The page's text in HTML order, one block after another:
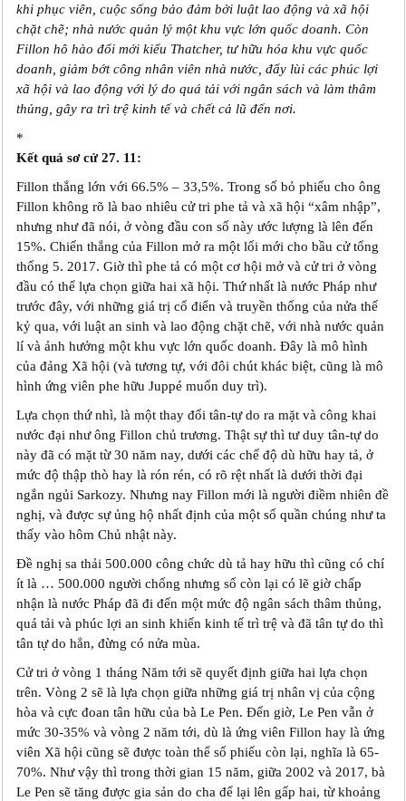
khi phục viên, cuộc sống bảo đảm bởi luật lao động và xã hội
chặt chẽ; nhà nước quản lý một khu vực lớn quốc doanh. Còn
Fillon hô hào đổi mới kiểu Thatcher, tư hữu hóa khu vực quốc
doanh, giảm bớt công nhân viên nhà nước, đẩy lùi các phúc lợi
xã hội và lao động với lý do quá tải với ngân sách và làm thâm
thủng, gây ra trì trệ kinh tế và chết cả lũ đến nơi.
*
Kết quả sơ cử 27. 11:
Fillon thắng lớn với 66.5% – 33,5%. Trong số bỏ phiếu cho ông
Fillon không rõ là bao nhiêu cử tri phe tả và xã hội “xâm nhập”,
nhưng như đã nói, ở vòng đầu con số này ước lượng là lên đến
15%. Chiến thắng của Fillon mở ra một lối mới cho bầu cử tổng
thống 5. 2017. Giờ thì phe tả có một cơ hội mở và cử tri ở vòng
đầu có thể lựa chọn giữa hai xã hội. Thứ nhất là nước Pháp như
trước đây, với những giá trị cổ điển và truyền thống của nửa thế
kỷ qua, với luật an sinh và lao động chặt chẽ, với nhà nước quản
lí và ảnh hưởng một khu vực lớn quốc doanh. Đây là mô hình
của đảng Xã hội (và tương tự, với đôi chút khác biệt, cũng là mô
hình ứng viên phe hữu Juppé muốn duy trì).
Lựa chọn thứ nhì, là một thay đổi tân-tự do ra mặt và công khai
nước đại như ông Fillon chủ trương. Thật sự thì tư duy tân-tự do
này đã có mặt từ 30 năm nay, dưới các chế độ dù hữu hay tả, ở
mức độ thập thò hay là rón rén, có rõ rệt nhất là dưới thời đại
ngắn ngủi Sarkozy. Nhưng nay Fillon mới là người điềm nhiên đề
nghị, và được sự ủng hộ nhất định của một số quần chúng như ta
thấy vào hôm Chủ nhật này.
Đề nghị sa thải 500.000 công chức dù tả hay hữu thì cũng có chí
ít là … 500.000 người chống nhưng số còn lại có lẽ giờ chấp
nhận là nước Pháp đã đi đến một mức độ ngân sách thâm thủng,
quá tải và phúc lợi an sinh khiến kinh tế trì trệ và đã tân tự do thì
tân tự do hẳn, đừng có nửa mùa.
Cử tri ở vòng 1 tháng Năm tới sẽ quyết định giữa hai lựa chọn
trên. Vòng 2 sẽ là lựa chọn giữa những giá trị nhân vị của cộng
hòa và cực đoan tân hữu của bà Le Pen. Đến giờ, Le Pen vẫn ở
mức 30-35% và vòng 2 năm tới, dù là ứng viên Fillon hay là ứng
viên Xã hội cũng sẽ được toàn thể số phiếu còn lại, nghĩa là 65-
70%. Như vậy thì trong thời gian 15 năm, giữa 2002 và 2017, bà
Le Pen sẽ tăng được gia sản do cha để lại lên gấp hai, từ khoảng